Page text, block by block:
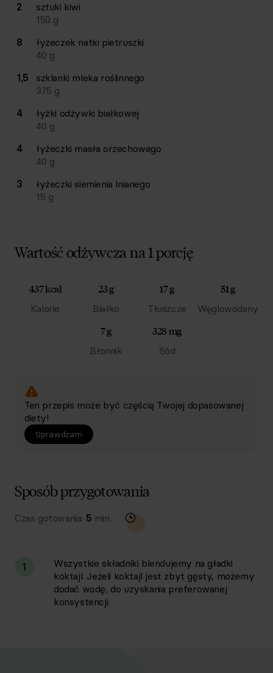
2
sztuki kiwi
150 g
8
łyżeczek natki pietruszki
40 g
1,5
szklanki mleka roślinnego
375 g
4
łyżki odżywki białkowej
40 g
4
łyżeczki masła orzechowego
40 g
3
łyżeczki siemienia lnianego
15 g
Wartość odżywcza na 1 porcję
437 kcal
Kalorie
23 g
Białko
17 g
Tłuszcze
51 g
Węglowodany
7 g
Błonnik
328 mg
Sód
Ten przepis może być częścią Twojej dopasowanej
diety!
Sprawdzam
Sposób przygotowania
Czas gotowania: 5 min.
1
Wszystkie składniki blendujemy na gładki
koktajl. Jeżeli koktajl jest zbyt gęsty, możemy
dodać wodę, do uzyskania preferowanej
konsystencji.